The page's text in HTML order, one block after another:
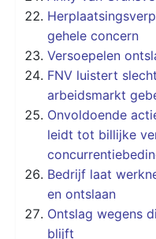
gehele concern
Versoepelen
FNV luistert
arbeidsmarkt
Onvoldoende
leidt tot billijke
Bedrijf laat
en ontslaan
Ontslag wegens
blijft